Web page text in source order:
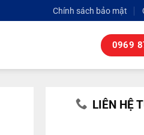
Chính sách bảo mật
0969
LIÊN HỆ